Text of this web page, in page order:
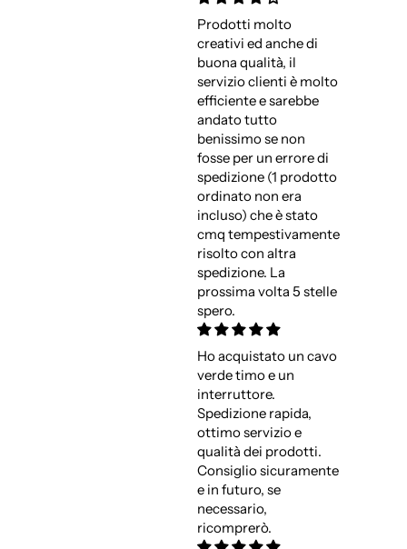
Prodotti molto
creativi ed anche di
buona qualità, il
servizio clienti è molto
efficiente e sarebbe
andato tutto
benissimo se non
fosse per un errore di
spedizione (1 prodotto
ordinato non era
incluso) che è stato
cmq tempestivamente
risolto con altra
spedizione. La
prossima volta 5 stelle
spero.
Ho acquistato un cavo
verde timo e un
interruttore.
Spedizione rapida,
ottimo servizio e
qualità dei prodotti.
Consiglio sicuramente
e in futuro, se
necessario,
ricomprerò.